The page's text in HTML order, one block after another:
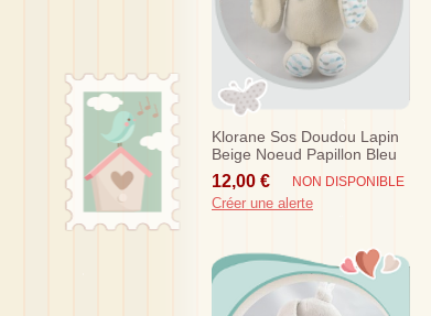
Klorane Sos Doudou Lapin
Beige Noeud Papillon Bleu
Vert
12,00 € NON DISPONIBLE
Créer une alerte